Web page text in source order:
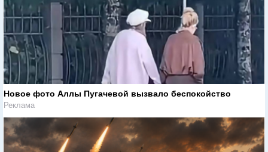
Новое фото Аллы Пугачевой вызвало беспокойство
Реклама